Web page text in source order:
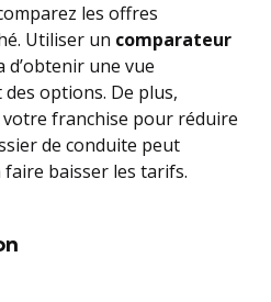
les offres
Utiliser un comparateur
une vue
des options. De plus,
votre franchise pour réduire
de conduite peut
baisser les tarifs.